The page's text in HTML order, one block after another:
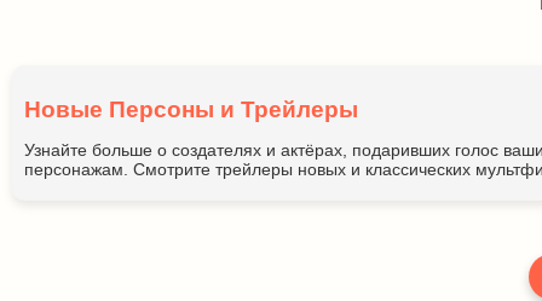
Новые Персоны и Трейлеры
Узнайте больше о создателях и актёрах, подаривших голос
персонажам. Смотрите трейлеры новых и классических